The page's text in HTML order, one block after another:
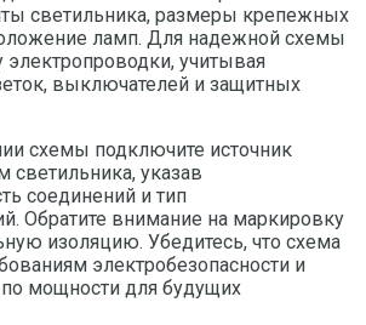
светильника, размеры крепежных
ламп. Для надежной схемы
электропроводки, учитывая
выключателей и защитных
схемы подключите источник
светильника, указав
соединений и тип
Обратите внимание на маркировку
изоляцию. Убедитесь, что схема
электробезопасности и
мощности для будущих